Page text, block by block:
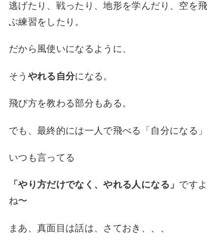
逃げたり、戦ったり、地形を学んだり、空を飛
ぶ練習をしたり。
だから風使いになるように、
そう やれる自分になる。
飛び方を教わる部分もある。
でも、最終的には一人で飛べる「自分になる」
いつも言ってる
「やり方だけでなく、やれる人になる」 ですよ
ね〜
まあ、真面目は話は、さておき、、、